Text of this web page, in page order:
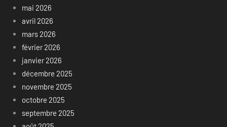
mai 2026
avril 2026
mars 2026
février 2026
janvier 2026
décembre 2025
novembre 2025
octobre 2025
septembre 2025